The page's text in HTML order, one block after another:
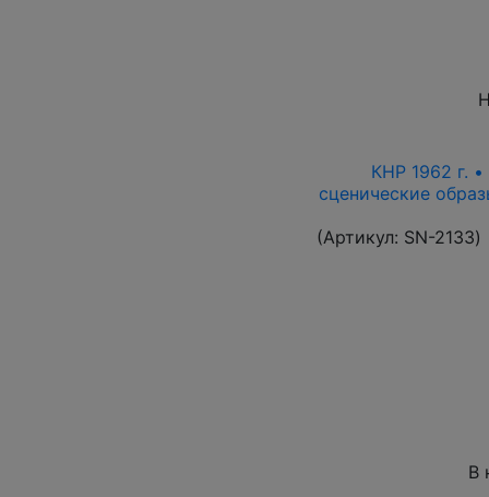
КНР 1962 г. •
сценические
(Артикул: SN-2133)
В